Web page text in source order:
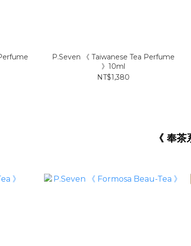
P.Seven 《 Taiwanese Tea Perfume
》10ml
NT$1,380
《 奉茶